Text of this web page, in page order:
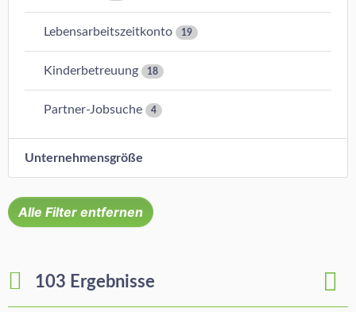
Lebensarbeitszeitkonto 19
Kinderbetreuung 18
Partner-Jobsuche 4
Unternehmensgröße
Alle Filter entfernen
103 Ergebnisse